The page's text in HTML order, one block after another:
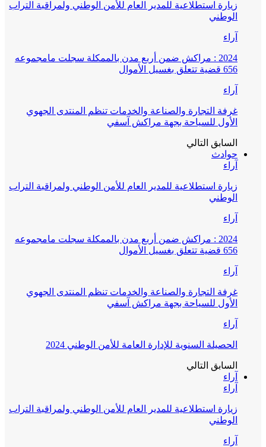
زيارة استطلاعية للمدير العام للأمن الوطني ولمراقبة التراب
الوطني
آراء
2024 : مراكش ضمن أربع مدن بالممكلة سجلت مامجموعه
656 قضية تتعلق بغسيل الأموال
آراء
غرفة التجارة والصناعة والخدمات تنظم المنتدى الجهوي
الأول للسياحة بجهة مراكش آسفي
السابق التالي
حوادث
آراء
زيارة استطلاعية للمدير العام للأمن الوطني ولمراقبة التراب
الوطني
آراء
2024 : مراكش ضمن أربع مدن بالممكلة سجلت مامجموعه
656 قضية تتعلق بغسيل الأموال
آراء
غرفة التجارة والصناعة والخدمات تنظم المنتدى الجهوي
الأول للسياحة بجهة مراكش آسفي
آراء
الحصيلة السنوية للإدارة العامة للأمن الوطني 2024
السابق التالي
آراء
آراء
زيارة استطلاعية للمدير العام للأمن الوطني ولمراقبة التراب
الوطني
آراء